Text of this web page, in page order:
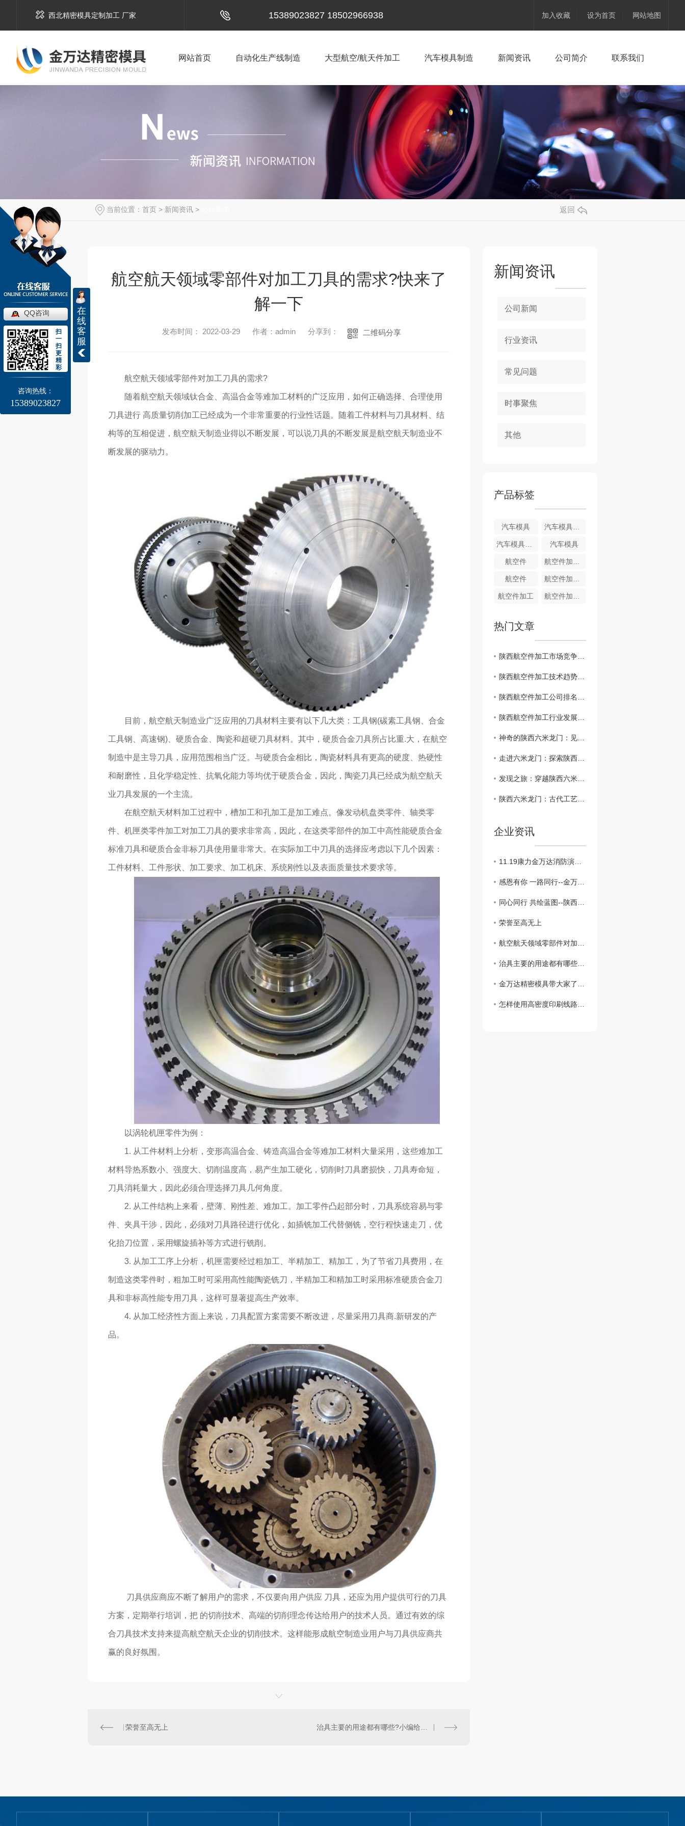
西北精密模具定制加工 厂家 15389023827 18502966938 加入收藏 设为首页 网站地图
网站首页 自动化生产线制造 大型航空/航天件加工 汽车模具制造 新闻资讯 公司简介 联系我们
当前位置： 首页 > 新闻资讯 > 返回
航空航天领域零部件对加工刀具的需求?快来了
解一下
发布时间： 2022-03-29 作者：admin 分享到： 二维码分享
航空航天领域零部件对加工刀具的需求?
随着航空航天领域钛合金、高温合金等难加工材料的广泛应用，如何正确选择、合理使用
刀具进行 高质量切削加工已经成为一个非常重要的行业性话题。随着工件材料与刀具材料、结
构等的互相促进，航空航天制造业得以不断发展，可以说刀具的不断发展是航空航天制造业不
断发展的驱动力。
目前，航空航天制造业广泛应用的刀具材料主要有以下几大类：工具钢(碳素工具钢、合金
工具钢、高速钢)、硬质合金、陶瓷和超硬刀具材料。其中，硬质合金刀具所占比重.大，在航空
制造中是主导刀具，应用范围相当广泛。与硬质合金相比，陶瓷材料具有更高的硬度、热硬性
和耐磨性，且化学稳定性、抗氧化能力等均优于硬质合金，因此，陶瓷刀具已经成为航空航天
业刀具发展的一个主流。
在航空航天材料加工过程中，槽加工和孔加工是加工难点。像发动机盘类零件、轴类零
件、机匣类零件加工对加工刀具的要求非常高，因此，在这类零部件的加工中高性能硬质合金
标准刀具和硬质合金非标刀具使用量非常大。在实际加工中刀具的选择应考虑以下几个因素：
工件材料、工件形状、加工要求、加工机床、系统刚性以及表面质量技术要求等。
以涡轮机匣零件为例：
1. 从工件材料上分析，变形高温合金、铸造高温合金等难加工材料大量采用，这些难加工
材料导热系数小、强度大、切削温度高，易产生加工硬化，切削时刀具磨损快，刀具寿命短，
刀具消耗量大，因此必须合理选择刀具几何角度。
2. 从工件结构上来看，壁薄、刚性差、难加工。加工零件凸起部分时，刀具系统容易与零
件、夹具干涉，因此，必须对刀具路径进行优化，如插铣加工代替侧铣，空行程快速走刀，优
化抬刀位置，采用螺旋插补等方式进行铣削。
3. 从加工工序上分析，机匣需要经过粗加工、半精加工、精加工，为了节省刀具费用，在
制造这类零件时，粗加工时可采用高性能陶瓷铣刀，半精加工和精加工时采用标准硬质合金刀
具和非标高性能专用刀具，这样可显著提高生产效率。
4. 从加工经济性方面上来说，刀具配置方案需要不断改进，尽量采用刀具商.新研发的产
品。
刀具供应商应不断了解用户的需求，不仅要向用户供应 刀具，还应为用户提供可行的刀具
方案，定期举行培训，把 的切削技术、高端的切削理念传达给用户的技术人员。通过有效的综
合刀具技术支持来提高航空航天企业的切削技术。这样能形成航空制造业用户与刀具供应商共
赢的良好氛围。
荣誉至高无上 治具主要的用途都有哪些?小编给大家分享
新闻资讯
公司新闻
行业资讯
常见问题
时事聚焦
其他
产品标签
汽车模具 汽车模具制造
汽车模具制造 汽车模具
航空件 航空件加工制造
航空件 航空件加工制造
航空件加工 航空件加工制造
热门文章
陕西航空件加工市场竞争格局及发展策略研究
陕西航空件加工技术趋势与创新应用探讨
陕西航空件加工公司排名及潜力分析
陕西航空件加工行业发展现状及前景展望
神奇的陕西六米龙门：见证历史的华丽篇章
走进六米龙门：探索陕西古代石刻的魅力
发现之旅：穿越陕西六米龙门的时空隧道
陕西六米龙门：古代工艺与建筑奇迹
企业资讯
11.19康力金万达消防演习活动分享
感恩有你 一路同行--金万达10月份员工生日活动掠影
同心同行 共绘蓝图--陕西金万达2021年团建活动圆满落幕
荣誉至高无上
航空航天领域零部件对加工刀具的需求?快来了解一下
治具主要的用途都有哪些?小编给大家分享
金万达精密模具带大家了解治具用途及发展，一起来看吧
怎样使用高密度印刷线路板测试治具?陕西夹治具加工厂给大家支招
在
线
客
服
QQ咨询
扫
一
扫
更
精
彩
咨询热线：
15389023827